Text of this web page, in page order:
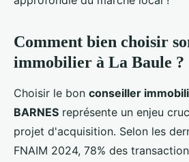
Comment bien choisir
immobilier à La Baule ?
Choisir le bon conseiller
BARNES représente un enjeu
projet d'acquisition. Selon les
FNAIM 2024, 78% des